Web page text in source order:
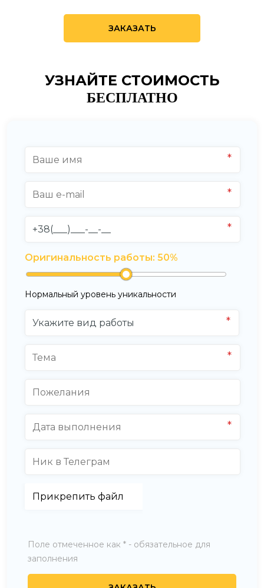
ЗАКАЗАТЬ
УЗНАЙТЕ СТОИМОСТЬ
БЕСПЛАТНО
Оригинальность работы: 50%
Нормальный уровень уникальности
Поле отмеченное как * - обязательное для
заполнения